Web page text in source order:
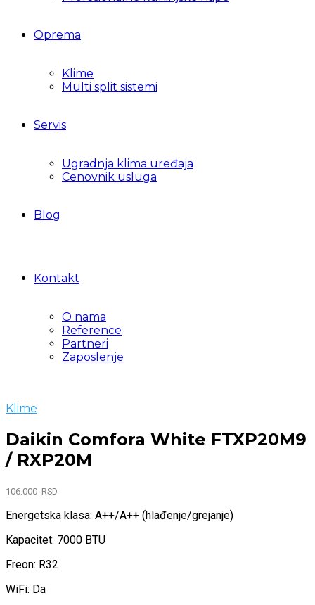
Oprema
Klime
Multi split sistemi
Servis
Ugradnja klima uređaja
Cenovnik usluga
Blog
Kontakt
O nama
Reference
Partneri
Zaposlenje
Klime
Daikin Comfora White FTXP20M9
/ RXP20M
106.000 RSD
Energetska klasa: A++/A++ (hlađenje/grejanje)
Kapacitet: 7000 BTU
Freon: R32
WiFi: Da